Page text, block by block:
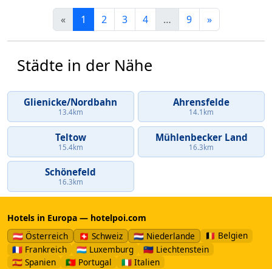
« 1 2 3 4 … 9 »
Städte in der Nähe
Glienicke/Nordbahn
13.4km
Ahrensfelde
14.1km
Teltow
15.4km
Mühlenbecker Land
16.3km
Schönefeld
16.3km
Hotels in Europa — hotelpoi.com
🇦🇹 Österreich
🇨🇭 Schweiz 🇳🇱 Niederlande
🇧🇪 Belgien
🇫🇷 Frankreich
🇱🇺 Luxemburg
🇱🇮 Liechtenstein
🇪🇸 Spanien
🇵🇹 Portugal 🇮🇹 Italien